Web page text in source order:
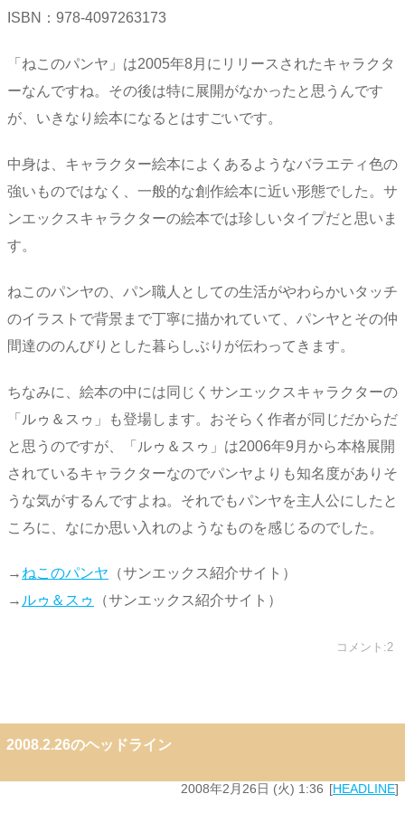
ISBN：978-4097263173
「ねこのパンヤ」は2005年8月にリリースされたキャラクタ
ーなんですね。その後は特に展開がなかったと思うんです
が、いきなり絵本になるとはすごいです。
中身は、キャラクター絵本によくあるようなバラエティ色の
強いものではなく、一般的な創作絵本に近い形態でした。サ
ンエックスキャラクターの絵本では珍しいタイプだと思いま
す。
ねこのパンヤの、パン職人としての生活がやわらかいタッチ
のイラストで背景まで丁寧に描かれていて、パンヤとその仲
間達ののんびりとした暮らしぶりが伝わってきます。
ちなみに、絵本の中には同じくサンエックスキャラクターの
「ルゥ＆スゥ」も登場します。おそらく作者が同じだからだ
と思うのですが、「ルゥ＆スゥ」は2006年9月から本格展開
されているキャラクターなのでパンヤよりも知名度がありそ
うな気がするんですよね。それでもパンヤを主人公にしたと
ころに、なにか思い入れのようなものを感じるのでした。
→ ねこのパンヤ （サンエックス紹介サイト）
→ ルゥ＆スゥ （サンエックス紹介サイト）
コメント:2
2008.2.26のヘッドライン
2008年2月26日 (火) 1:36 HEADLINE